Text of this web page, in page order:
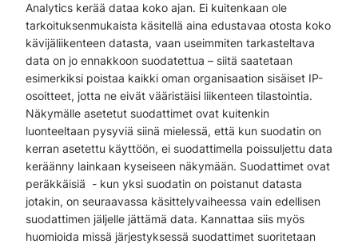
Analytics kerää dataa koko ajan. Ei kuitenkaan ole
tarkoituksenmukaista käsitellä aina edustavaa otosta koko
kävijäliikenteen datasta, vaan useimmiten tarkasteltava
data on jo ennakkoon suodatettua – siitä saatetaan
esimerkiksi poistaa kaikki oman organisaation sisäiset IP-
osoitteet, jotta ne eivät vääristäisi liikenteen tilastointia.
Näkymälle asetetut suodattimet ovat kuitenkin
luonteeltaan pysyviä siinä mielessä, että kun suodatin on
kerran asetettu käyttöön, ei suodattimella poissuljettu data
keräänny lainkaan kyseiseen näkymään. Suodattimet ovat
peräkkäisiä - kun yksi suodatin on poistanut datasta
jotakin, on seuraavassa käsittelyvaiheessa vain edellisen
suodattimen jäljelle jättämä data. Kannattaa siis myös
huomioida missä järjestyksessä suodattimet suoritetaan